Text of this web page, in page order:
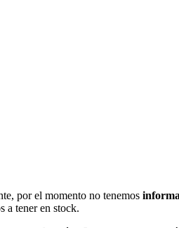
por el momento no tenemos
a tener en stock.